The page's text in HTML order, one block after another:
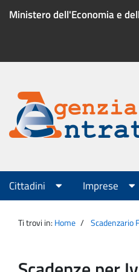
Ministero dell'Economia e
Menu
servizio
Agenzia
Entrate
Menu
principale
Cittadini Imprese
Ti trovi in: Home Scadenzario